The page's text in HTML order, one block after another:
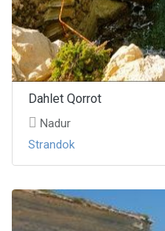
Dahlet Qorrot
Nadur
Strandok